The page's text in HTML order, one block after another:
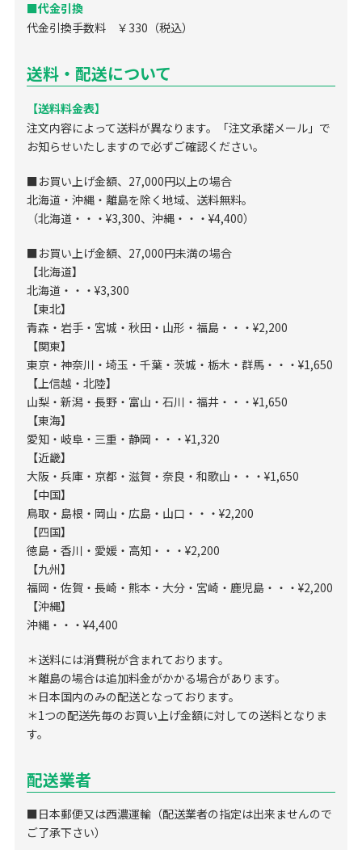
■代金引換
代金引換手数料 ￥330（税込）
送料・配送について
【送料料金表】
注文内容によって送料が異なります。「注文承諾メール」で
お知らせいたしますので必ずご確認ください。
■お買い上げ金額、27,000円以上の場合
北海道・沖縄・離島を除く地域、送料無料。
（北海道・・・¥3,300、沖縄・・・¥4,400）
■お買い上げ金額、27,000円未満の場合
【北海道】
北海道・・・¥3,300
【東北】
青森・岩手・宮城・秋田・山形・福島・・・¥2,200
【関東】
東京・神奈川・埼玉・千葉・茨城・栃木・群馬・・・¥1,650
【上信越・北陸】
山梨・新潟・長野・富山・石川・福井・・・¥1,650
【東海】
愛知・岐阜・三重・静岡・・・¥1,320
【近畿】
大阪・兵庫・京都・滋賀・奈良・和歌山・・・¥1,650
【中国】
鳥取・島根・岡山・広島・山口・・・¥2,200
【四国】
徳島・香川・愛媛・高知・・・¥2,200
【九州】
福岡・佐賀・長崎・熊本・大分・宮崎・鹿児島・・・¥2,200
【沖縄】
沖縄・・・¥4,400
＊送料には消費税が含まれております。
＊離島の場合は追加料金がかかる場合があります。
＊日本国内のみの配送となっております。
＊1つの配送先毎のお買い上げ金額に対しての送料となりま
す。
配送業者
■日本郵便又は西濃運輸（配送業者の指定は出来ませんので
ご了承下さい）